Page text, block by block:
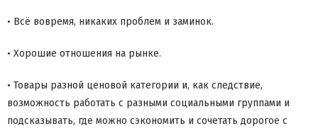
• Всё вовремя, никаких проблем и заминок.
• Хорошие отношения на рынке.
• Товары разной ценовой категории и, как следствие,
возможность работать с разными социальными группами и
подсказывать, где можно сэкономить и сочетать дорогое с